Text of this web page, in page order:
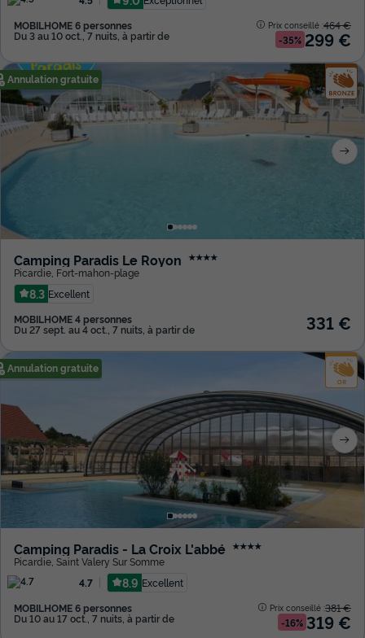
MOBILHOME 6 personnes
Du 3 au 10 oct., 7 nuits, à partir de
Prix conseillé :464 €
-35% 299 €
Annulation gratuite
Camping Paradis Le Royon ★★★★
Picardie Fort-mahon-plage
8.3 Excellent
MOBILHOME 4 personnes
Du 27 sept. au 4 oct., 7 nuits, à partir de 331 €
Annulation gratuite
Camping Paradis - La Croix L'abbé ★★★★
Picardie Saint Valery Sur Somme
4.7
8.9 Excellent
MOBILHOME 6 personnes
Du 10 au 17 oct., 7 nuits, à partir de
Prix conseillé :381 €
-16% 319 €